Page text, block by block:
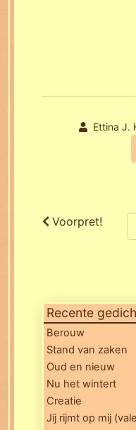
Recente
Berouw
Stand van zaken
Oud en nieuw
Nu het wintert
Creatie
Jij rijmt op mij
Ettina J.
Voorpret!